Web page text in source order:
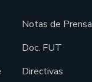
Notas de Prensa
Doc. FUT
Directivas